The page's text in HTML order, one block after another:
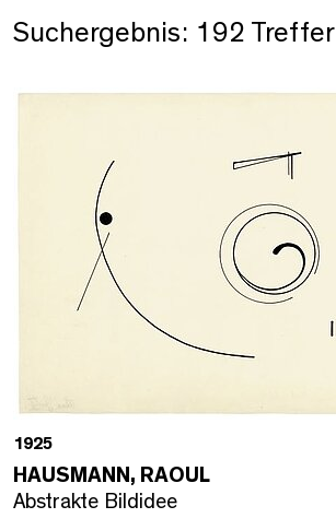
Suchergebnis: 192 Treffer
1925
HAUSMANN, RAOUL
Abstrakte Bildidee